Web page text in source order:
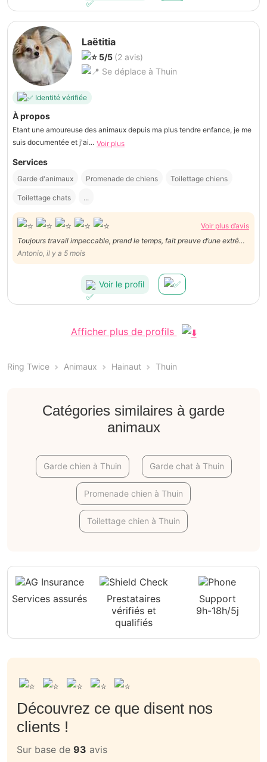
Laëtitia
5/5 (2 avis)
Se déplace à Thuin
Identité vérifiée
À propos
Etant une amoureuse des animaux depuis ma plus tendre enfance, je me
suis documentée et j'ai... Voir plus
Services
Garde d'animaux Promenade de chiens Toilettage chiens
Toilettage chats ...
Voir plus d’avis
Toujours travail impeccable, prend le temps, fait preuve d’une extrême
douceur avec les animaux …. Je recommande !
Antonio, il y a 5 mois
Voir le profil
Afficher plus de profils
Ring Twice Animaux Hainaut Thuin
Catégories similaires à garde
animaux
Garde chien à Thuin Garde chat à Thuin
Promenade chien à Thuin
Toilettage chien à Thuin
Services assurés
Prestataires
vérifiés et
qualifiés
Support
9h-18h/5j
Découvrez ce que disent nos
clients !
Sur base de 93 avis